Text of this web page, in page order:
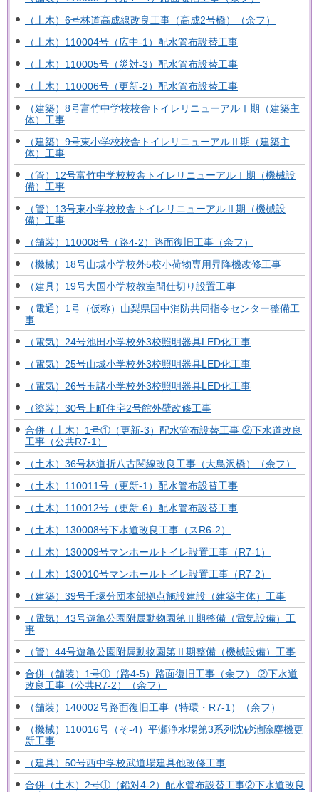
（土木）6号林道高成線改良工事（高成2号橋）（余フ）
（土木）110004号（広中-1）配水管布設替工事
（土木）110005号（災対-3）配水管布設替工事
（土木）110006号（更新-2）配水管布設替工事
（建築）8号富竹中学校校舎トイレリニューアルⅠ期（建築主
体）工事
（建築）9号東小学校校舎トイレリニューアルⅡ期（建築主
体）工事
（管）12号富竹中学校校舎トイレリニューアルⅠ期（機械設
備）工事
（管）13号東小学校校舎トイレリニューアルⅡ期（機械設
備）工事
（舗装）110008号（路4-2）路面復旧工事（余フ）
（機械）18号山城小学校外5校小荷物専用昇降機改修工事
（建具）19号大国小学校教室間仕切り設置工事
（電通）1号（仮称）山梨県国中消防共同指令センター整備工
事
（電気）24号池田小学校外3校照明器具LED化工事
（電気）25号山城小学校外3校照明器具LED化工事
（電気）26号玉諸小学校外3校照明器具LED化工事
（塗装）30号上町住宅2号館外壁改修工事
合併（土木）1号①（更新-3）配水管布設替工事 ②下水道改良
工事（公共R7-1）
（土木）36号林道折八古関線改良工事（大鳥沢橋）（余フ）
（土木）110011号（更新-1）配水管布設替工事
（土木）110012号（更新-6）配水管布設替工事
（土木）130008号下水道改良工事（スR6-2）
（土木）130009号マンホールトイレ設置工事（R7-1）
（土木）130010号マンホールトイレ設置工事（R7-2）
（建築）39号千塚分団本部拠点施設建設（建築主体）工事
（電気）43号遊亀公園附属動物園第Ⅱ期整備（電気設備）工
事
（管）44号遊亀公園附属動物園第Ⅱ期整備（機械設備）工事
合併（舗装）1号①（路4-5）路面復旧工事（余フ） ②下水道
改良工事（公共R7-2）（余フ）
（舗装）140002号路面復旧工事（特環・R7-1）（余フ）
（機械）110016号（そ-4）平瀬浄水場第3系列沈砂池除塵機更
新工事
（建具）50号西中学校武道場建具他改修工事
合併（土木）2号①（鉛対4-2）配水管布設替工事②下水道改良